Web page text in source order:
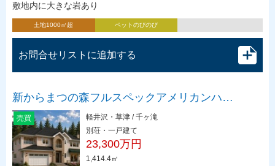
敷地内に大きな岩あり
土地1000㎡超 ペットのびのび
お問合せリストに追加する
新からまつの森フルスペックアメリカンハ…
売買
軽井沢・草津 / 千ヶ滝
別荘・一戸建て
23,300万円
1,414.4㎡